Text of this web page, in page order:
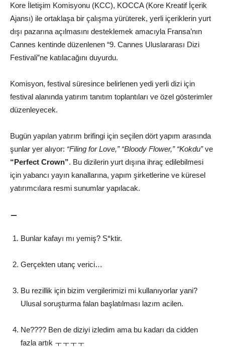
Kore İletişim Komisyonu (KCC), KOCCA (Kore Kreatif İçerik
Ajansı) ile ortaklaşa bir çalışma yürüterek, yerli içeriklerin yurt
dışı pazarına açılmasını desteklemek amacıyla Fransa’nın
Cannes kentinde düzenlenen “9. Cannes Uluslararası Dizi
Festivali”ne katılacağını duyurdu.
Komisyon, festival süresince belirlenen yedi yerli dizi için
festival alanında yatırım tanıtım toplantıları ve özel gösterimler
düzenleyecek.
Bugün yapılan yatırım brifingi için seçilen dört yapım arasında
şunlar yer alıyor: “Filing for Love,” “Bloody Flower,” “Kokdu”ve
“Perfect Crown”. Bu dizilerin yurt dışına ihraç edilebilmesi
için yabancı yayın kanallarına, yapım şirketlerine ve küresel
yatırımcılara resmi sunumlar yapılacak.
–
Bunlar kafayı mı yemiş? S*ktir.
Gerçekten utanç verici…
Bu rezillik için bizim vergilerimizi mi kullanıyorlar yani?
Ulusal soruşturma falan başlatılması lazım acilen.
Ne???? Ben de diziyi izledim ama bu kadarı da cidden
fazla artık ㅜㅜㅜㅜ